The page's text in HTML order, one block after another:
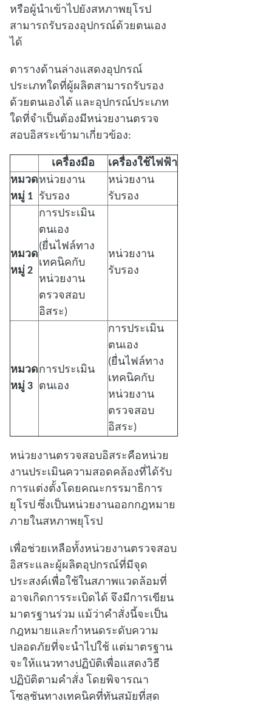
หรือผู้นําเข้าไปยังสหภาพยุโรป
สามารถรับรองอุปกรณ์ด้วยตนเอง
ได้
ตารางด้านล่างแสดงอุปกรณ์
ประเภทใดที่ผู้ผลิตสามารถรับรอง
ด้วยตนเองได้ และอุปกรณ์ประเภท
ใดที่จําเป็นต้องมีหน่วยงานตรวจ
สอบอิสระเข้ามาเกี่ยวข้อง:
เครื่องมือ
เครื่องใช้ไฟฟ้า
หมวด
หมู่ 1
หน่วยงาน
รับรอง
หน่วยงาน
รับรอง
หมวด
หมู่ 2
การประเมิน
ตนเอง
(ยื่นไฟล์ทาง
เทคนิคกับ
หน่วยงาน
ตรวจสอบ
อิสระ)
หน่วยงาน
รับรอง
หมวด
หมู่ 3
การประเมิน
ตนเอง
การประเมิน
ตนเอง
(ยื่นไฟล์ทาง
เทคนิคกับ
หน่วยงาน
ตรวจสอบ
อิสระ)
หน่วยงานตรวจสอบอิสระคือหน่วย
งานประเมินความสอดคล้องที่ได้รับ
การแต่งตั้งโดยคณะกรรมาธิการ
ยุโรป ซึ่งเป็นหน่วยงานออกกฎหมาย
ภายในสหภาพยุโรป
เพื่อช่วยเหลือทั้งหน่วยงานตรวจสอบ
อิสระและผู้ผลิตอุปกรณ์ที่มีจุด
ประสงค์เพื่อใช้ในสภาพแวดล้อมที่
อาจเกิดการระเบิดได้ จึงมีการเขียน
มาตรฐานร่วม แม้ว่าคําสั่งนี้จะเป็น
กฎหมายและกําหนดระดับความ
ปลอดภัยที่จะนําไปใช้ แต่มาตรฐาน
จะให้แนวทางปฏิบัติเพื่อแสดงวิธี
ปฏิบัติตามคําสั่ง โดยพิจารณา
โซลูชันทางเทคนิคที่ทันสมัยที่สุด